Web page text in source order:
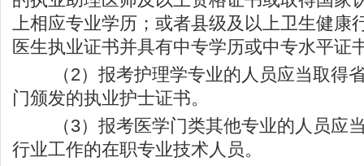
上相应专业学历；或者县级及以上卫生健康
医生执业证书并具有中专学历或中专水平证
（2）报考护理学专业的人员应当取得
门颁发的执业护士证书。
（3）报考医学门类其他专业的人员应
行业工作的在职专业技术人员。